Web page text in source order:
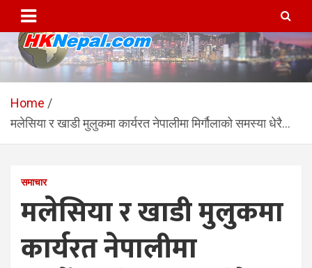
content
HKNepal.com – हङकङबाट
सञ्चालित पहिलो नेपाली अनलाईन
पत्रिका
hknepal, hknepal.com, hk nepal, hk nepal com
Home
मलेसिया र खाडी मुलुकमा कार्यरत नेपालीमा मिर्गौलाको समस्या धेरै…
समाचार
मलेसिया र खाडी मुलुकमा
कार्यरत नेपालीमा